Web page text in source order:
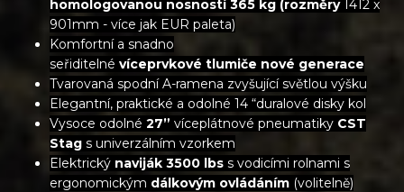
homologovanou nosností 365 kg (rozměry 1412 x
901mm - více jak EUR paleta)
Komfortní a snadno
seřiditelné víceprvkové tlumiče nové generace
Tvarovaná spodní A-ramena zvyšující světlou výšku
Elegantní, praktické a odolné 14 “duralové disky kol
Vysoce odolné 27” víceplátnové pneumatiky CST
Stag s univerzálním vzorkem
Elektrický naviják 3500 lbs s vodicími rolnami s
ergonomickým dálkovým ovládáním (volitelně)